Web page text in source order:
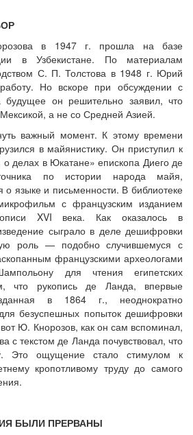
в 1947 г. прошла на базе
в Узбекистане. По материалам
С. П. Толстова в 1948 г. Юрий
Но вскоре при обсуждении с
он решительно заявил, что
а не со Средней Азией.
важный момент. К этому времени
в майянистику. Он приступил к
делах в Юкатане» епископа Диего де
по истории народа майя,
языке и письменности. В библиотеке
с французским изданием
XVI века. Как оказалось в
сыграло в деле дешифровки
роль — подобно случившемуся с
французскими археологами
для чтения египетских
что рукопись де Ланда, впервые
в 1864 г., неоднократно
безуспешных попыток дешифровки
Ю. Кнорозов, как он сам вспоминал,
с текстом де Ланда почувствовал, что
Это ощущение стало стимулом к
кропотливому труду до самого
БЫЛИ ПРЕРВАНЫ